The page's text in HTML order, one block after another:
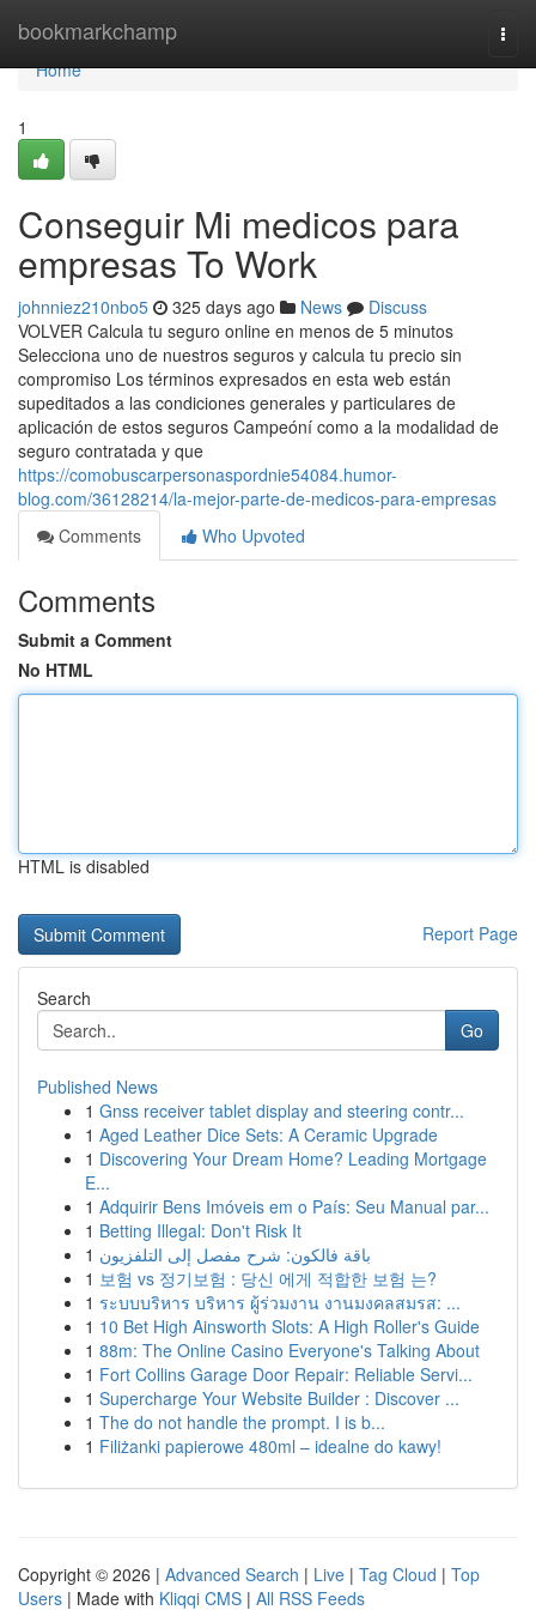
bookmarkchamp
Home
Home
1
Conseguir Mi medicos para
empresas To Work
johnniez210nbo5 325 days ago News
Discuss
VOLVER Calcula tu seguro online en menos de 5 minutos
Selecciona uno de nuestros seguros y calcula tu precio sin
compromiso Los términos expresados en esta web están
supeditados a las condiciones generales y particulares de
aplicación de estos seguros Campeóní como a la modalidad de
seguro contratada y que
https://comobuscarpersonaspordnie54084.humor-
blog.com/36128214/la-mejor-parte-de-medicos-para-empresas
Comments
Who Upvoted
Comments
Submit a Comment
No HTML
HTML is disabled
Report Page
Search
Go
Published News
1 Gnss receiver tablet display and steering contr...
1 Aged Leather Dice Sets: A Ceramic Upgrade
1 Discovering Your Dream Home? Leading Mortgage
E...
1 Adquirir Bens Imóveis em o País: Seu Manual par...
1 Betting Illegal: Don't Risk It
1 باقة فالكون: شرح مفصل إلى التلفزيون
1 보험 vs 정기보험 : 당신 에게 적합한 보험 는?
1 ระบบบริหาร บริหาร ผู้ร่วมงาน งานมงคลสมรส: ...
1 10 Bet High Ainsworth Slots: A High Roller's Guide
1 88m: The Online Casino Everyone's Talking About
1 Fort Collins Garage Door Repair: Reliable Servi...
1 Supercharge Your Website Builder : Discover ...
1 The do not handle the prompt. I is b...
1 Filiżanki papierowe 480ml – idealne do kawy!
Copyright © 2026 | Advanced Search | Live | Tag Cloud | Top
Users | Made with Kliqqi CMS | All RSS Feeds